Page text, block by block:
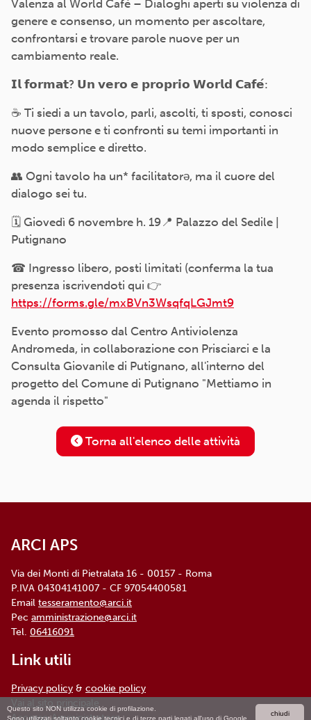
chiudi
Questo sito NON utilizza cookie di profilazione.
Sono utilizzati soltanto cookie tecnici e di terze parti legati all'uso di Google
Valenza al World Café – Dialoghi aperti su violenza di
genere e consenso, un momento per ascoltare,
confrontarsi e trovare parole nuove per un
cambiamento reale.
𝗜𝗹 𝗳𝗼𝗿𝗺𝗮𝘁? 𝗨𝗻 𝘃𝗲𝗿𝗼 𝗲 𝗽𝗿𝗼𝗽𝗿𝗶𝗼 𝗪𝗼𝗿𝗹𝗱 𝗖𝗮𝗳𝗲́:
☕ Ti siedi a un tavolo, parli, ascolti, ti sposti, conosci
nuove persone e ti confronti su temi importanti in
modo semplice e diretto.
👥 Ogni tavolo ha un* facilitatorə, ma il cuore del
dialogo sei tu.
🗓 Giovedì 6 novembre h. 19📍 Palazzo del Sedile |
Putignano
☎ Ingresso libero, posti limitati (conferma la tua
presenza iscrivendoti qui 👉
https://forms.gle/mxBVn3WsqfqLGJmt9
Evento promosso dal Centro Antiviolenza
Andromeda, in collaborazione con Prisciarci e la
Consulta Giovanile di Putignano, all'interno del
progetto del Comune di Putignano "Mettiamo in
agenda il rispetto"
Torna all'elenco delle attività
ARCI APS
Via dei Monti di Pietralata 16 - 00157 - Roma
P.IVA 04304141007 - CF 97054400581
Email tesseramento@arci.it
Pec amministrazione@arci.it
Tel. 06416091
Link utili
Privacy policy & cookie policy
Accesso Amministratore